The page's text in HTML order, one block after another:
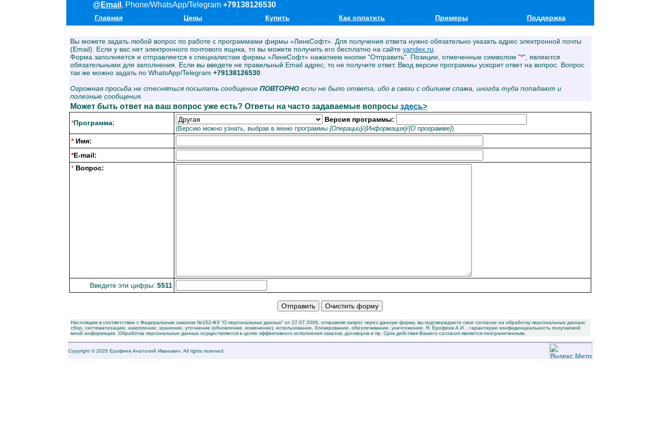
@ Email , Phone/WhatsApp/Telegram +79138126530
Главная Цены Купить Как оплатить Примеры Поддержка
Вы можете задать любой вопрос по работе с программами фирмы «ЛинкСофт». Для получения ответа нужно обязательно указать адрес электронной почты
(Email). Если у вас нет электронного почтового ящика, то вы можете получить его бесплатно на сайте yandex.ru
Форма заполняется и отправляется к специалистам фирмы «ЛинкСофт» нажатием кнопки "Отправить". Позиции, отмеченные символом "*", являются
обязательными для заполнения. Если вы введете не правильный Email адрес, то не получите ответ. Ввод версии программы ускорит ответ на вопрос. Вопрос
так же можно задать по WhatsApp/Telegram +79138126530.
Огромная просьба не стесняться посылать сообщение ПОВТОРНОесли не было ответа, ибо в связи с обилием спама, иногда туда попадают и
полезные сообщения.
Может быть ответ на ваш вопрос уже есть? Ответы на часто задаваемые вопросы здесь>
*Программа: Версия программы:
(Версию можно узнать, выбрав в меню программы {Операции}/{Информация}/{О программе})
* Имя:
*E-mail:
*Вопрос:
Введите эти цифры: 5511
Настоящим в соответствии с Федеральным законом №152-ФЗ "О персональных данных" от 27.07.2006, отправляя запрос через данную форму, вы подтверждаете свое согласие на обработку персональных данных:
сбор, систематизацию, накопление, хранение, уточнение (обновление, изменение), использование, блокирование, обезличивание, уничтожение. Я, Ерофеев А.И. , гарантирую конфиденциальность получаемой
мной информации. Обработка персональных данных осуществляется в целях эффективного исполнения заказов, договоров и пр. Срок действия Вашего согласия является неограниченным.
Copyright © 2026 Ерофеев Анатолий Иванович. All rights reserved